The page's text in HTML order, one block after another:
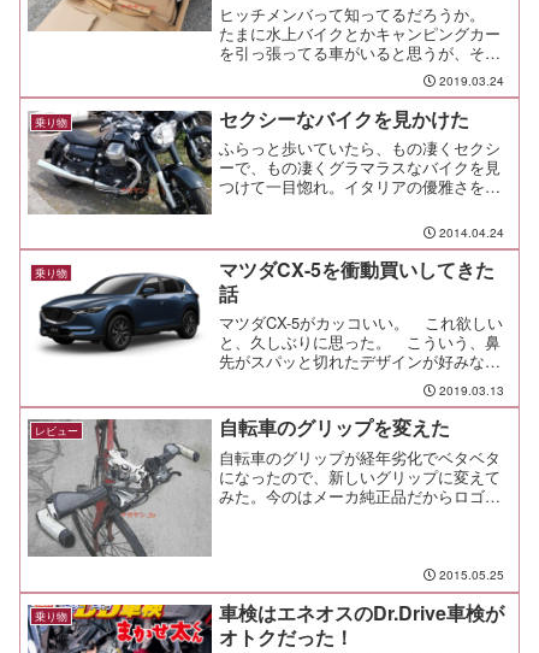
ヒッチメンバって知ってるだろうか。
たまに水上バイクとかキャンピングカー
を引っ張ってる車がいると思うが、そう
したトレーラーを引っ張ったり、キャリ
アをつけるためのパーツだ。こうしたパ
ーツはアメリカが本場だが、日本で買お
うとすると4～5万円ほど...
2019.03.24
乗り物 セクシーなバイクを見かけた
ふらっと歩いていたら、もの凄くセクシ
ーで、もの凄くグラマラスなバイクを見
つけて一目惚れ。イタリアの優雅さを身
に出たバイク。ぼん！ぎゅっ！ぼん！
荒々しいまでにグラマラス。 そこにイ
タリアンレザーの繊細なス...
2014.04.24
乗り物
マツダCX-5を衝動買いしてきた
話
マツダCX-5がカッコいい。 これ欲しい
と、久しぶりに思った。 こういう、鼻
先がスパッと切れたデザインが好みなん
2019.03.13
レビュー 自転車のグリップを変えた
自転車のグリップが経年劣化でベタベタ
になったので、新しいグリップに変えて
みた。今のはメーカ純正品だからロゴ入
2015.05.25
乗り物
車検はエネオスのDr.Drive車検が
オトクだった！